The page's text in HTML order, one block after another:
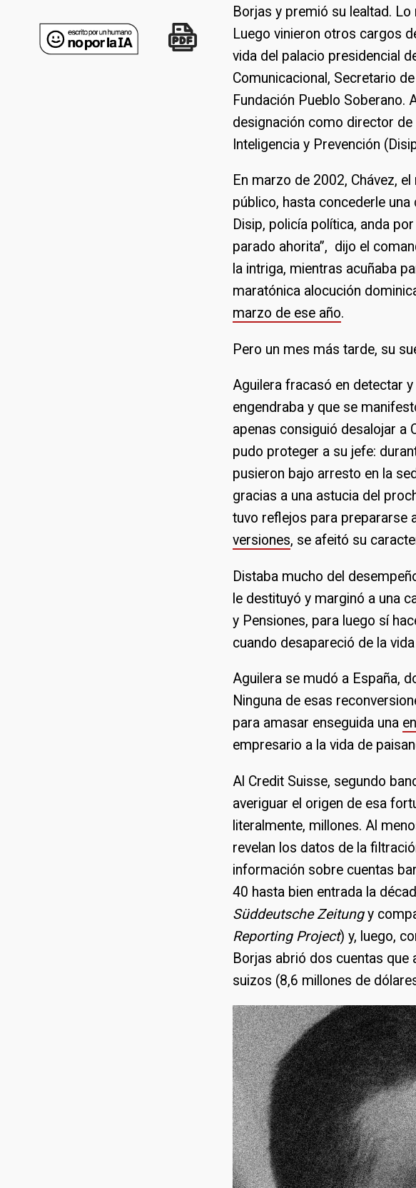
Borjas y premió su lealtad.
Luego vinieron otros cargos
vida del palacio presidencial
Comunicacional, Secretario
Fundación Pueblo Soberano.
designación como director
Inteligencia y Prevención
En marzo de 2002, Chávez,
público, hasta concederle una
Disip, policía política, anda por
parado ahorita”, dijo el
la intriga, mientras acuñaba
maratónica alocución
marzo de ese año.
Pero un mes más tarde, su
Aguilera fracasó en detectar
engendraba y que se
apenas consiguió desalojar a
pudo proteger a su jefe:
pusieron bajo arresto en la
gracias a una astucia del
tuvo reflejos para prepararse
versiones, se afeitó su
Distaba mucho del
le destituyó y marginó a una
y Pensiones, para luego sí
cuando desapareció de la
Aguilera se mudó a España,
Ninguna de esas
para amasar enseguida una
empresario a la vida de
Al Credit Suisse, segundo
averiguar el origen de esa
literalmente, millones. Al
revelan los datos de la
información sobre cuentas
40 hasta bien entrada la
Süddeutsche Zeitungy
Reporting Project) y, luego,
Borjas abrió dos cuentas que
suizos (8,6 millones de